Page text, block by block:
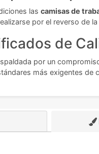
las camisas de
por el reverso de
de
por un
más exigentes de